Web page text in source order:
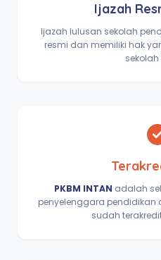
Ijazah
Ijazah lulusan sekolah
resmi dan memiliki hak
PKBM INTAN adalah
penyelenggara pendidikan
sudah